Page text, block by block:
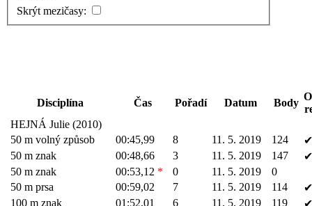
Skrýt mezičasy:
Disciplína Čas Pořadí Datum Body
HEJNÁ Julie (2010)
50 m volný způsob
00:45,99 8 11. 5. 2019 124
✔
50 m znak
00:48,66 3 11. 5. 2019 147
✔
50 m znak
00:53,12 * 0 11. 5. 2019
0
50 m prsa
00:59,02 7 11. 5. 2019 114
✔
100 m znak
01:52,01 6 11. 5. 2019 119